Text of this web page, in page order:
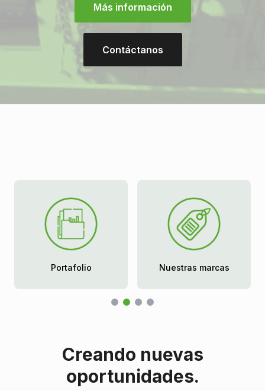
Más información
Contáctanos
Portafolio Nuestras marcas
Creando nuevas
oportunidades.